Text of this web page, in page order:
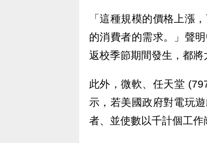
「這種規模的價格上漲
的消費者的需求。」聲
返校季節期間發生，都將
此外，微軟、任天堂
示，若美國政府對電玩
者、並使數以千計個工作